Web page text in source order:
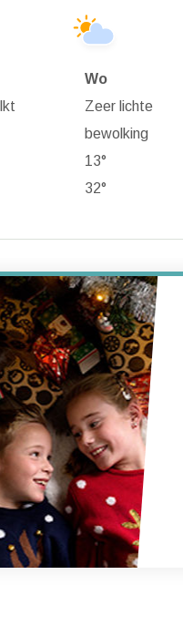
Wo
Zeer lichte
bewolking
13°
32°